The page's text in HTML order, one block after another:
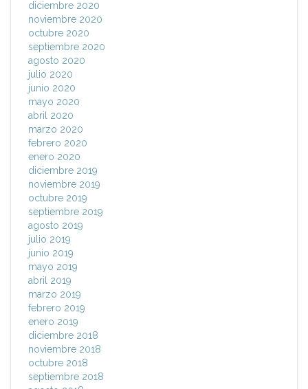
diciembre 2020
noviembre 2020
octubre 2020
septiembre 2020
agosto 2020
julio 2020
junio 2020
mayo 2020
abril 2020
marzo 2020
febrero 2020
enero 2020
diciembre 2019
noviembre 2019
octubre 2019
septiembre 2019
agosto 2019
julio 2019
junio 2019
mayo 2019
abril 2019
marzo 2019
febrero 2019
enero 2019
diciembre 2018
noviembre 2018
octubre 2018
septiembre 2018